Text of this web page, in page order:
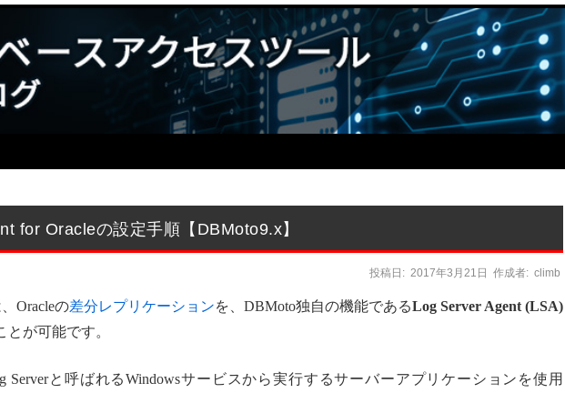
for Oracleの設定手順【DBMoto9.x】
投稿日: 2017年3月21日 作成者: climb
Oracleの差分レプリケーションを、DBMoto独自の機能であるLog Server Agent (LSA)
が可能です。
Serverと呼ばれるWindowsサービスから実行するサーバーアプリケーションを使用